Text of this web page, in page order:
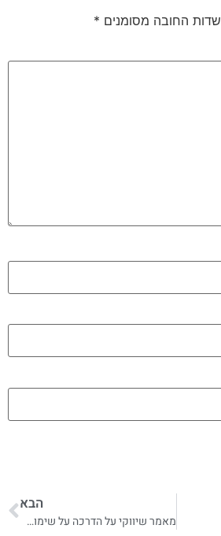
שדות החובה מסומנים *
הבא
מאמר שיווקי על הדרכה על שימוש טלפונים חכמים, טאבלטים, אייפדים